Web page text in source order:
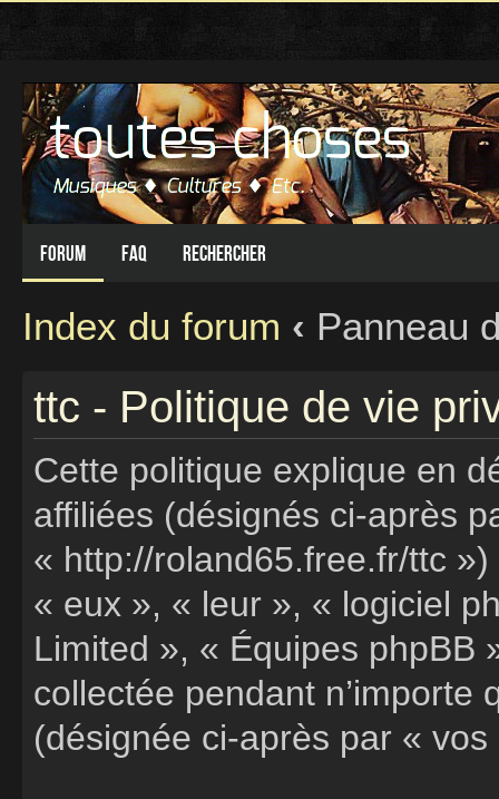
Forum FAQ Rechercher
Index du forum ‹ Panneau
ttc - Politique de vie
Cette politique explique en
affiliées (désignés ci-après
« http://roland65.free.fr/ttc
« eux », « leur », « logiciel
Limited », « Équipes phpBB
collectée pendant n’importe
(désignée ci-après par «